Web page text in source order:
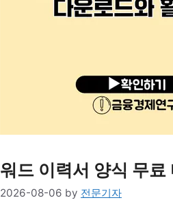
워드 이력서 양식 무료
2026-08-06 by 전문기자